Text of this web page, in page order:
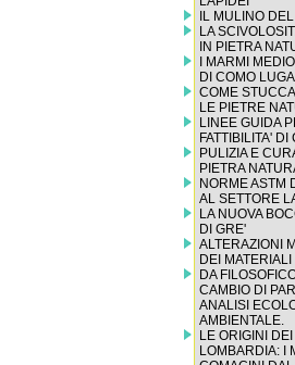
IL MULINO
LA
IN PIETRA
I MARMI
DI COMO
COME
LE PIETRE
LINEE GUIDA
FATTIBILITA' DI
PULIZIA E
PIETRA
NORME ASTM
AL SETTORE
LA NUOVA
DI GRE'
ALTERAZIONI
DEI MATERIALI
DA
CAMBIO DI
ANALISI
AMBIENTALE.
LE ORIGINI
LOMBARDIA: I